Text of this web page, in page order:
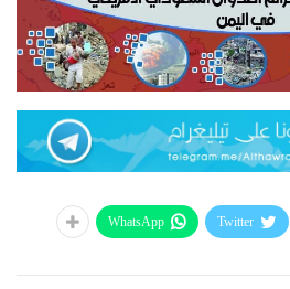
Twitter
WhatsApp